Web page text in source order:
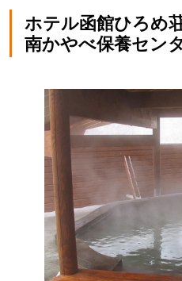
ホテル函館ひろめ
南かやべ保養センタ